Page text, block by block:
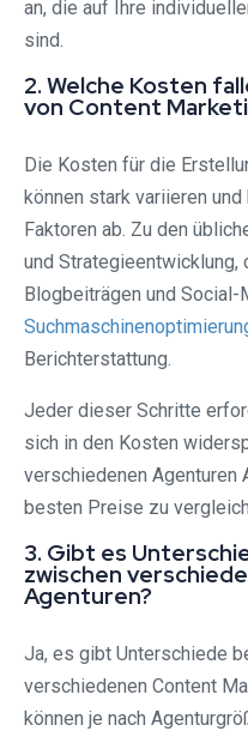
an, die auf Ihre
sind.
2. Welche Kosten
von Content
Die Kosten für die
können stark variieren
Faktoren ab. Zu den
und Strategieentwicklung,
Blogbeiträgen und
Berichterstattung.
Jeder dieser Schritte
sich in den Kosten
verschiedenen Agenturen
besten Preise zu
3. Gibt es
zwischen
Agenturen?
Ja, es gibt Unterschiede
verschiedenen Content
können je nach